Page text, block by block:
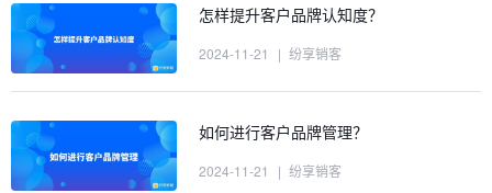
怎样提升客户品牌认知度？
2024-11-21 | 纷享销客
如何进行客户品牌管理？
2024-11-21 | 纷享销客